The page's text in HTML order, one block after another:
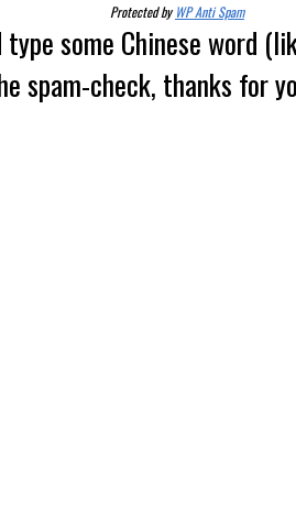
Protected byWP Anti Spam
type some Chinese word
spam-check, thanks for